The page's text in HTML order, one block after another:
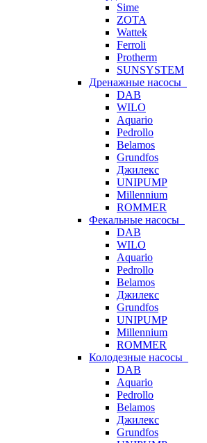
Sime
ZOTA
Wattek
Ferroli
Protherm
SUNSYSTEM
Дренажные насосы
DAB
WILO
Aquario
Pedrollo
Belamos
Grundfos
Джилекс
UNIPUMP
Millennium
ROMMER
Фекальные насосы
DAB
WILO
Aquario
Pedrollo
Belamos
Джилекс
Grundfos
UNIPUMP
Millennium
ROMMER
Колодезные насосы
DAB
Aquario
Pedrollo
Belamos
Джилекс
Grundfos